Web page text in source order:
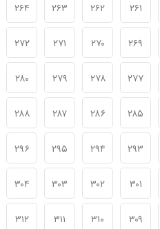
۲۶۱ ۲۶۲ ۲۶۳ ۲۶۴
۲۶۹ ۲۷۰ ۲۷۱ ۲۷۲
۲۷۷ ۲۷۸ ۲۷۹ ۲۸۰
۲۸۵ ۲۸۶ ۲۸۷ ۲۸۸
۲۹۳ ۲۹۴ ۲۹۵ ۲۹۶
۳۰۱ ۳۰۲ ۳۰۳ ۳۰۴
۳۰۹ ۳۱۰ ۳۱۱ ۳۱۲